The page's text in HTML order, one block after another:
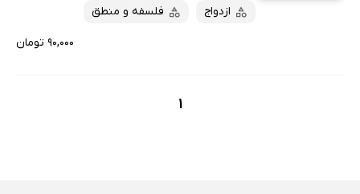
ارزان ترین‌ها
ازدواج فلسفه و منطق
۹۰,۰۰۰ تومان
1